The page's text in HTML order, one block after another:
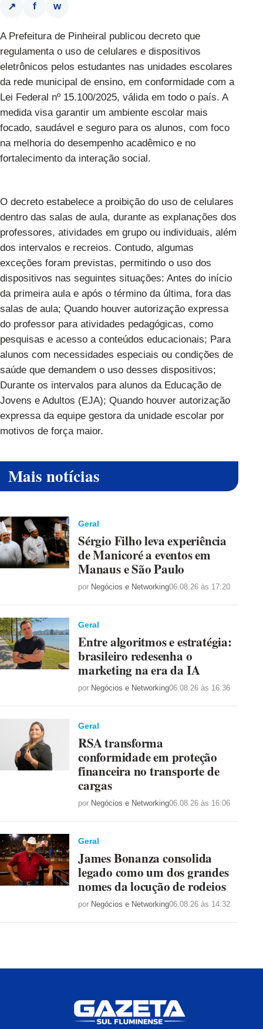
↗ f w
A Prefeitura de Pinheiral publicou decreto que
regulamenta o uso de celulares e dispositivos
eletrônicos pelos estudantes nas unidades escolares
da rede municipal de ensino, em conformidade com a
Lei Federal nº 15.100/2025, válida em todo o país. A
medida visa garantir um ambiente escolar mais
focado, saudável e seguro para os alunos, com foco
na melhoria do desempenho acadêmico e no
fortalecimento da interação social.
O decreto estabelece a proibição do uso de celulares
dentro das salas de aula, durante as explanações dos
professores, atividades em grupo ou individuais, além
dos intervalos e recreios. Contudo, algumas
exceções foram previstas, permitindo o uso dos
dispositivos nas seguintes situações: Antes do início
da primeira aula e após o término da última, fora das
salas de aula; Quando houver autorização expressa
do professor para atividades pedagógicas, como
pesquisas e acesso a conteúdos educacionais; Para
alunos com necessidades especiais ou condições de
saúde que demandem o uso desses dispositivos;
Durante os intervalos para alunos da Educação de
Jovens e Adultos (EJA); Quando houver autorização
expressa da equipe gestora da unidade escolar por
motivos de força maior.
Mais notícias
Geral
Sérgio Filho leva experiência
de Manicoré a eventos em
Manaus e São Paulo
por Negócios e Networking06.08.26 às 17:20
Geral
Entre algoritmos e estratégia:
brasileiro redesenha o
marketing na era da IA
por Negócios e Networking06.08.26 às 16:36
Geral
RSA transforma
conformidade em proteção
financeira no transporte de
cargas
por Negócios e Networking06.08.26 às 16:06
Geral
James Bonanza consolida
legado como um dos grandes
nomes da locução de rodeios
por Negócios e Networking06.08.26 às 14:32